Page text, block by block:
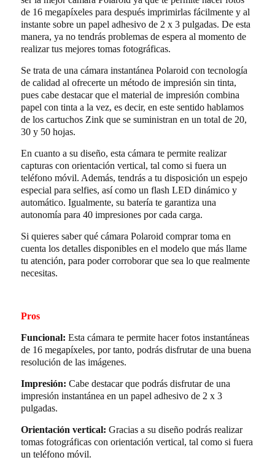
de 16 megapíxeles para después imprimirlas fácilmente y al
instante sobre un papel adhesivo de 2 x 3 pulgadas. De esta
manera, ya no tendrás problemas de espera al momento de
realizar tus mejores tomas fotográficas.
Se trata de una cámara instantánea Polaroid con tecnología
de calidad al ofrecerte un método de impresión sin tinta,
pues cabe destacar que el material de impresión combina
papel con tinta a la vez, es decir, en este sentido hablamos
de los cartuchos Zink que se suministran en un total de 20,
30 y 50 hojas.
En cuanto a su diseño, esta cámara te permite realizar
capturas con orientación vertical, tal como si fuera un
teléfono móvil. Además, tendrás a tu disposición un espejo
especial para selfies, así como un flash LED dinámico y
automático. Igualmente, su batería te garantiza una
autonomía para 40 impresiones por cada carga.
Si quieres saber qué cámara Polaroid comprar toma en
cuenta los detalles disponibles en el modelo que más llame
tu atención, para poder corroborar que sea lo que realmente
necesitas.
Pros
Funcional: Esta cámara te permite hacer fotos instantáneas
de 16 megapíxeles, por tanto, podrás disfrutar de una buena
resolución de las imágenes.
Impresión: Cabe destacar que podrás disfrutar de una
impresión instantánea en un papel adhesivo de 2 x 3
pulgadas.
Orientación vertical: Gracias a su diseño podrás realizar
tomas fotográficas con orientación vertical, tal como si fuera
un teléfono móvil.